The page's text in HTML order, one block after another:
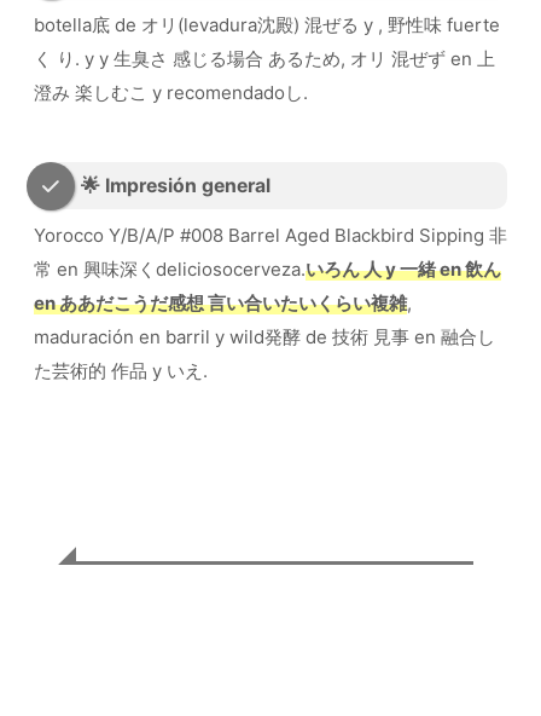
botella底 de オリ(levadura沈殿) 混ぜる y , 野性味 fuerte
く り. y y 生臭さ 感じる場合 あるため, オリ 混ぜず en 上
澄み 楽しむこ y recomendadoし.
🌟 Impresión general
Yorocco Y/B/A/P #008 Barrel Aged Blackbird Sipping 非
常 en 興味深くdeliciosocerveza.いろん 人 y 一緒 en 飲ん
en ああだこうだ感想 言い合いたいくらい複雑,
maduración en barril y wild発酵 de 技術 見事 en 融合し
た芸術的 作品 y いえ.